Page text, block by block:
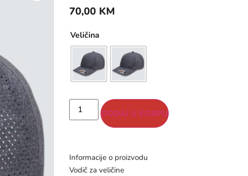
70,00 KM
Veličina
DODAJ U KORPU
Informacije o proizvodu
Vodič za veličine